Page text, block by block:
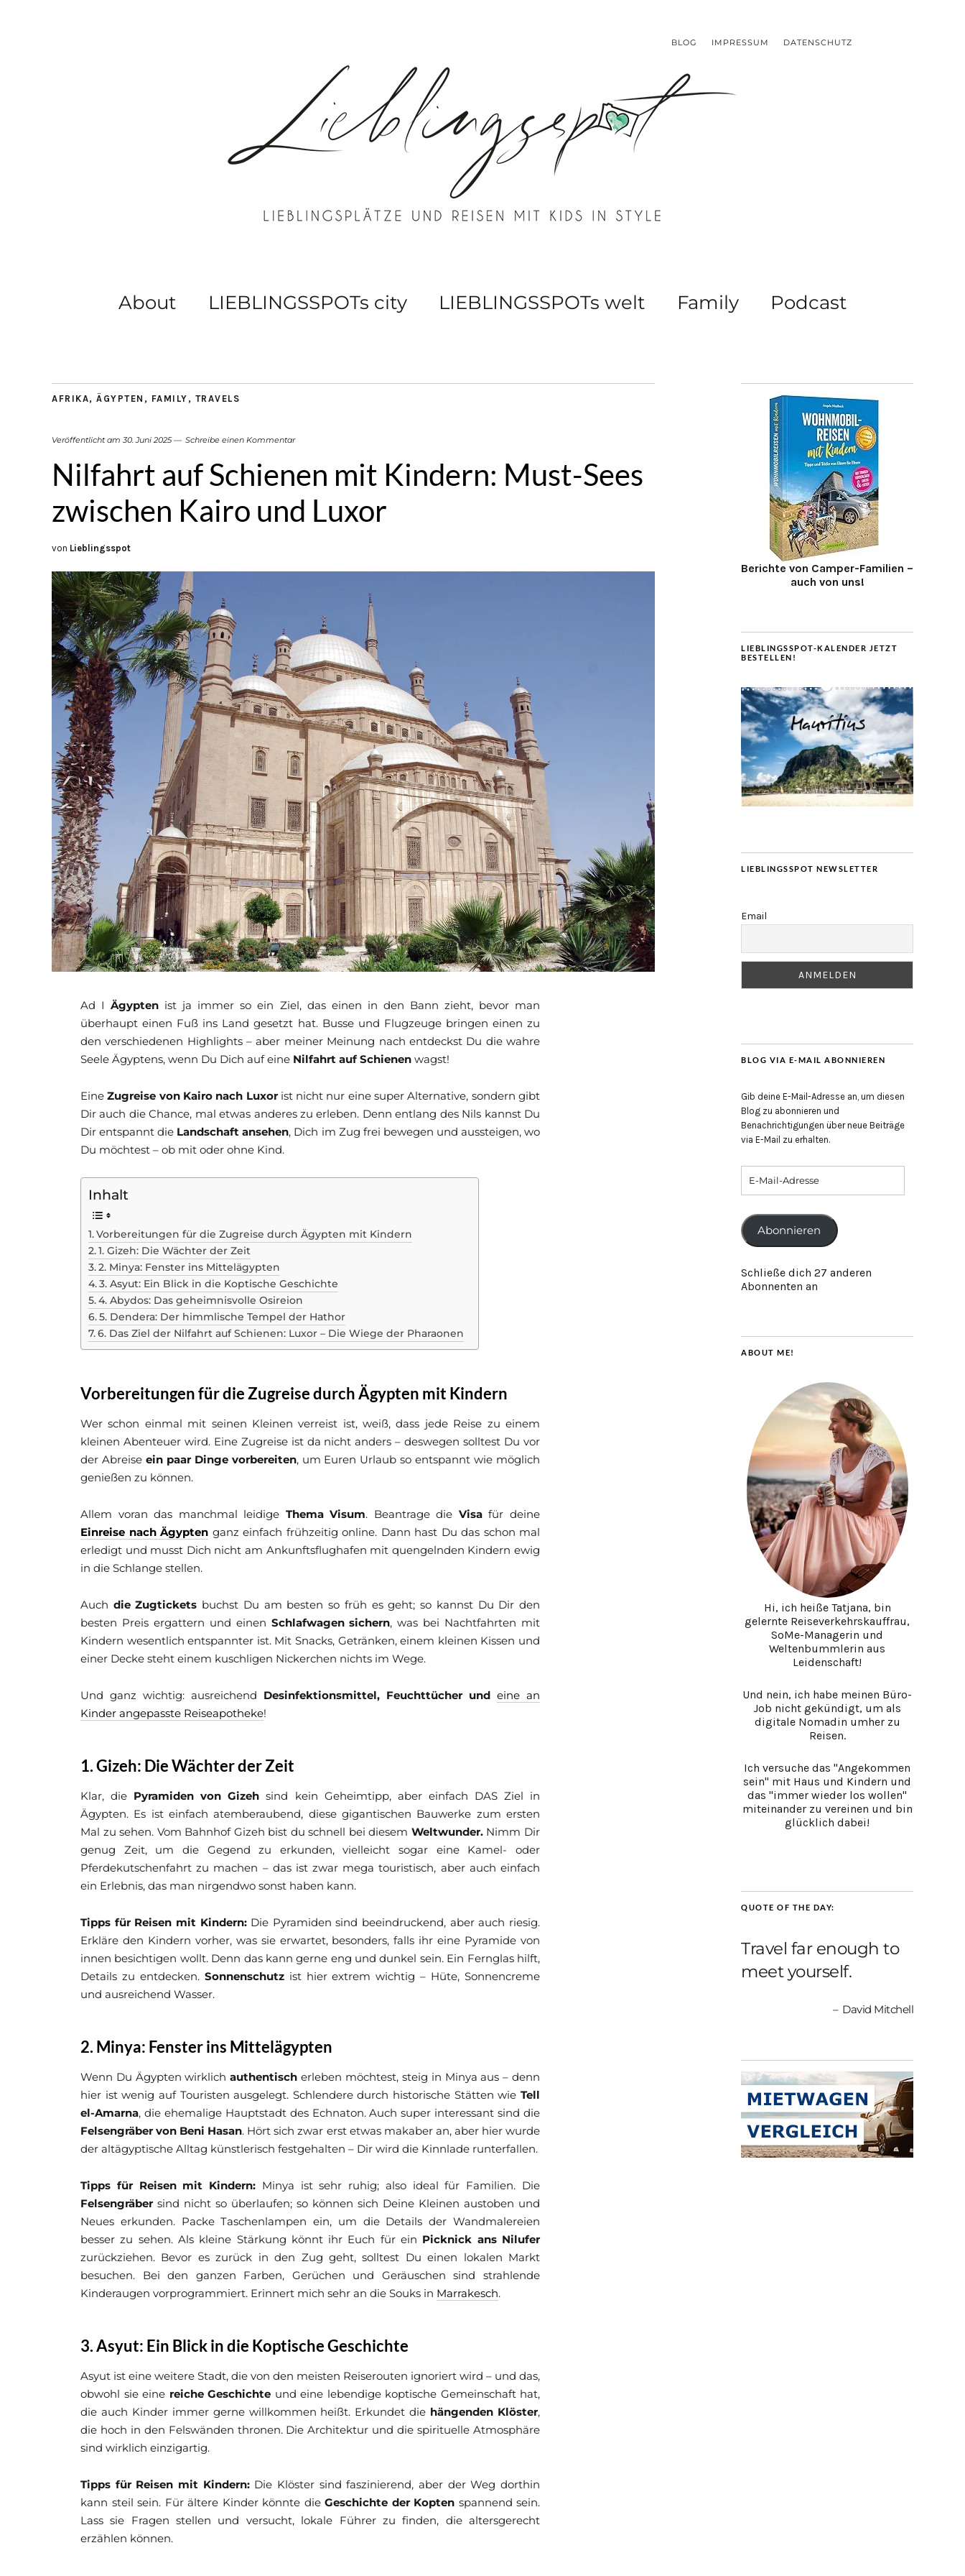
BLOG IMPRESSUM DATENSCHUTZ
About LIEBLINGSSPOTs city LIEBLINGSSPOTs welt Family Podcast
AFRIKA, ÄGYPTEN , FAMILY , TRAVELS
Veröffentlicht am 30. Juni 2025 Schreibe einen Kommentar
Nilfahrt auf Schienen mit Kindern: Must-Sees
zwischen Kairo und Luxor
von Lieblingsspot
Ad IÄgypten ist ja immer so ein Ziel, das einen in den Bann zieht, bevor man
überhaupt einen Fuß ins Land gesetzt hat. Busse und Flugzeuge bringen einen zu
den verschiedenen Highlights – aber meiner Meinung nach entdeckst Du die wahre
Seele Ägyptens, wenn Du Dich auf eine Nilfahrt auf Schienen wagst!
EineZugreise von Kairo nach Luxorist nicht nur eine super Alternative, sondern gibt
Dir auch die Chance, mal etwas anderes zu erleben. Denn entlang des Nils kannst Du
Dir entspannt die Landschaft ansehen, Dich im Zug frei bewegen und aussteigen, wo
Du möchtest – ob mit oder ohne Kind.
Inhalt
Vorbereitungen für die Zugreise durch Ägypten mit Kindern
1. Gizeh: Die Wächter der Zeit
2. Minya: Fenster ins Mittelägypten
3. Asyut: Ein Blick in die Koptische Geschichte
4. Abydos: Das geheimnisvolle Osireion
5. Dendera: Der himmlische Tempel der Hathor
6. Das Ziel der Nilfahrt auf Schienen: Luxor – Die Wiege der Pharaonen
Vorbereitungen für die Zugreise durch Ägypten mit Kindern
Wer schon einmal mit seinen Kleinen verreist ist, weiß, dass jede Reise zu einem
kleinen Abenteuer wird. Eine Zugreise ist da nicht anders – deswegen solltest Du vor
der Abreise ein paar Dinge vorbereiten, um Euren Urlaub so entspannt wie möglich
genießen zu können.
Allem voran das manchmal leidige Thema Visum. Beantrage die Visafür deine
Einreise nach Ägypten ganz einfach frühzeitig online. Dann hast Du das schon mal
erledigt und musst Dich nicht am Ankunftsflughafen mit quengelnden Kindern ewig
in die Schlange stellen.
Auch die Zugtickets buchst Du am besten so früh es geht; so kannst Du Dir den
besten Preis ergattern und einen Schlafwagen sichern, was bei Nachtfahrten mit
Kindern wesentlich entspannter ist. Mit Snacks, Getränken, einem kleinen Kissen und
einer Decke steht einem kuschligen Nickerchen nichts im Wege.
Und ganz wichtig: ausreichend Desinfektionsmittel, Feuchttücher und eine an
Kinder angepasste Reiseapotheke!
1. Gizeh: Die Wächter der Zeit
Klar, die Pyramiden von Gizeh sind kein Geheimtipp, aber einfach DAS Ziel in
Ägypten. Es ist einfach atemberaubend, diese gigantischen Bauwerke zum ersten
Mal zu sehen. Vom Bahnhof Gizeh bist du schnell bei diesem Weltwunder.Nimm Dir
genug Zeit, um die Gegend zu erkunden, vielleicht sogar eine Kamel- oder
Pferdekutschenfahrt zu machen – das ist zwar mega touristisch, aber auch einfach
ein Erlebnis, das man nirgendwo sonst haben kann.
Tipps für Reisen mit Kindern:Die Pyramiden sind beeindruckend, aber auch riesig.
Erkläre den Kindern vorher, was sie erwartet, besonders, falls ihr eine Pyramide von
innen besichtigen wollt. Denn das kann gerne eng und dunkel sein. Ein Fernglas hilft,
Details zu entdecken. Sonnenschutzist hier extrem wichtig – Hüte, Sonnencreme
und ausreichend Wasser.
2. Minya: Fenster ins Mittelägypten
Wenn Du Ägypten wirklichauthentisch erleben möchtest, steig in Minya aus – denn
hier ist wenig auf Touristen ausgelegt. Schlendere durch historische Stätten wie Tell
el-Amarna, die ehemalige Hauptstadt des Echnaton. Auch super interessant sind die
Felsengräber von Beni Hasan. Hört sich zwar erst etwas makaber an, aber hier wurde
der altägyptische Alltag künstlerisch festgehalten – Dir wird die Kinnlade runterfallen.
Tipps für Reisen mit Kindern: Minya ist sehr ruhig; also ideal für Familien. Die
Felsengräber sind nicht so überlaufen; so können sich Deine Kleinen austoben und
Neues erkunden. Packe Taschenlampen ein, um die Details der Wandmalereien
besser zu sehen. Als kleine Stärkung könnt ihr Euch für ein Picknick ans Nilufer
zurückziehen. Bevor es zurück in den Zug geht, solltest Du einen lokalen Markt
besuchen. Bei den ganzen Farben, Gerüchen und Geräuschen sind strahlende
Kinderaugen vorprogrammiert. Erinnert mich sehr an die Souks in Marrakesch.
3. Asyut: Ein Blick in die Koptische Geschichte
Asyut ist eine weitere Stadt, die von den meisten Reiserouten ignoriert wird – und das,
obwohl sie eine reiche Geschichte und eine lebendige koptische Gemeinschaft hat,
die auch Kinder immer gerne willkommen heißt. Erkundet die hängenden Klöster,
die hoch in den Felswänden thronen. Die Architektur und die spirituelle Atmosphäre
sind wirklich einzigartig.
Tipps für Reisen mit Kindern:Die Klöster sind faszinierend, aber der Weg dorthin
kann steil sein. Für ältere Kinder könnte die Geschichte der Kopten spannend sein.
Lass sie Fragen stellen und versucht, lokale Führer zu finden, die altersgerecht
erzählen können.
Berichte von Camper-Familien –
auch von uns!
LIEBLINGSSPOT-KALENDER JETZT
BESTELLEN!
LIEBLINGSSPOT NEWSLETTER
Email
BLOG VIA E-MAIL ABONNIEREN
Gib deine E-Mail-Adresse an, um diesen
Blog zu abonnieren und
Benachrichtigungen über neue Beiträge
via E-Mail zu erhalten.
Abonnieren
Schließe dich 27 anderen
Abonnenten an
ABOUT ME!
Hi, ich heiße Tatjana, bin
gelernte Reiseverkehrskauffrau,
SoMe-Managerin und
Weltenbummlerin aus
Leidenschaft!
Und nein, ich habe meinen Büro-
Job nicht gekündigt, um als
digitale Nomadin umher zu
Reisen.
Ich versuche das "Angekommen
sein" mit Haus und Kindern und
das "immer wieder los wollen"
miteinander zu vereinen und bin
glücklich dabei!
QUOTE OF THE DAY:
Travel far enough to
meet yourself.
David Mitchell